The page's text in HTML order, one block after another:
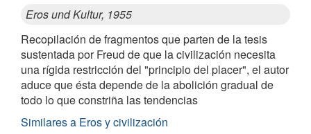
Eros und Kultur, 1955
Recopilación de fragmentos que parten de la tesis
sustentada por Freud de que la civilización necesita
una rígida restricción del "principio del placer", el autor
aduce que ésta depende de la abolición gradual de
todo lo que constriña las tendencias
Similares a Eros y civilización